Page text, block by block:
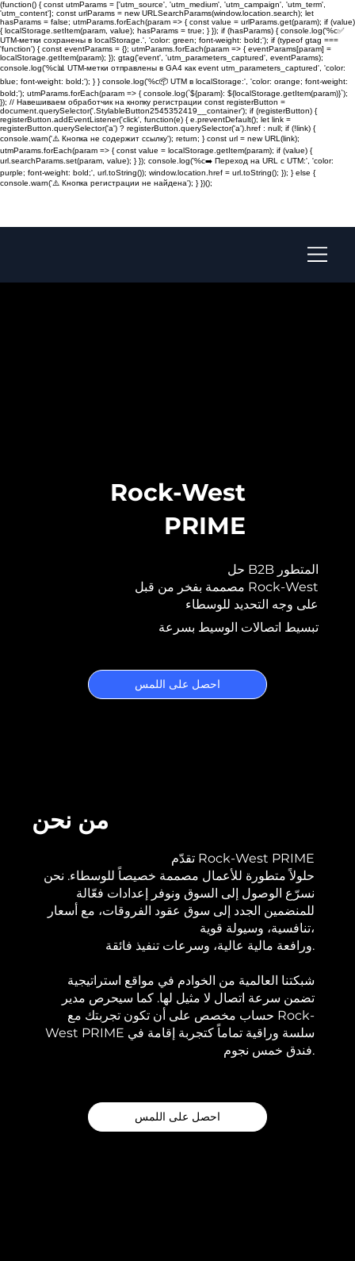
(function() { const utmParams = ['utm_source', 'utm_medium', 'utm_campaign', 'utm_term',
'utm_content']; const urlParams = new URLSearchParams(window.location.search); let
hasParams = false; utmParams.forEach(param => { const value = urlParams.get(param); if (value)
{ localStorage.setItem(param, value); hasParams = true; } }); if (hasParams) { console.log('%c✅
UTM-метки сохранены в localStorage.', 'color: green; font-weight: bold;'); if (typeof gtag ===
'function') { const eventParams = {}; utmParams.forEach(param => { eventParams[param] =
localStorage.getItem(param); }); gtag('event', 'utm_parameters_captured', eventParams);
console.log('%c📊 UTM-метки отправлены в GA4 как event utm_parameters_captured', 'color:
blue; font-weight: bold;'); } } console.log('%c📦 UTM в localStorage:', 'color: orange; font-weight:
bold;'); utmParams.forEach(param => { console.log(`${param}: ${localStorage.getItem(param)}`);
}); // Навешиваем обработчик на кнопку регистрации const registerButton =
document.querySelector('.StylableButton2545352419__container'); if (registerButton) {
registerButton.addEventListener('click', function(e) { e.preventDefault(); let link =
registerButton.querySelector('a') ? registerButton.querySelector('a').href : null; if (!link) {
console.warn('⚠️ Кнопка не содержит ссылку'); return; } const url = new URL(link);
utmParams.forEach(param => { const value = localStorage.getItem(param); if (value) {
url.searchParams.set(param, value); } }); console.log('%c➡️ Переход на URL с UTM:', 'color:
purple; font-weight: bold;', url.toString()); window.location.href = url.toString(); }); } else {
console.warn('⚠️ Кнопка регистрации не найдена'); } })();
Rock-West
PRIME
حل B2B المتطور
مصممة بفخر من قبل Rock-West
على وجه التحديد للوسطاء
تبسيط اتصالات الوسيط بسرعة
احصل على اللمس
من نحن
تقدّم Rock-West PRIME
حلولاً متطورة للأعمال مصممة خصيصاً للوسطاء. نحن
نسرّع الوصول إلى السوق ونوفر إعدادات فعّالة
للمنضمين الجدد إلى سوق عقود الفروقات، مع أسعار
تنافسية، وسيولة قوية،
ورافعة مالية عالية، وسرعات تنفيذ فائقة.
شبكتنا العالمية من الخوادم في مواقع استراتيجية
تضمن سرعة اتصال لا مثيل لها. كما سيحرص مدير
حساب مخصص على أن تكون تجربتك مع Rock-
West PRIME سلسة وراقية تماماً كتجربة إقامة في
فندق خمس نجوم.
احصل على اللمس